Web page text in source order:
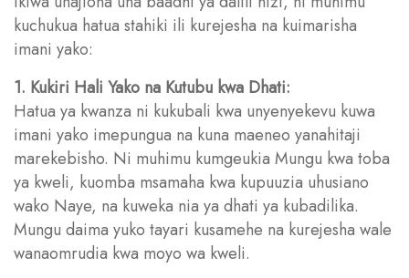
kuchukua hatua stahiki ili kurejesha na kuimarisha
imani yako:
1. Kukiri Hali Yako na Kutubu kwa Dhati:
Hatua ya kwanza ni kukubali kwa unyenyekevu kuwa
imani yako imepungua na kuna maeneo yanahitaji
marekebisho. Ni muhimu kumgeukia Mungu kwa toba
ya kweli, kuomba msamaha kwa kupuuzia uhusiano
wako Naye, na kuweka nia ya dhati ya kubadilika.
Mungu daima yuko tayari kusamehe na kurejesha wale
wanaomrudia kwa moyo wa kweli.